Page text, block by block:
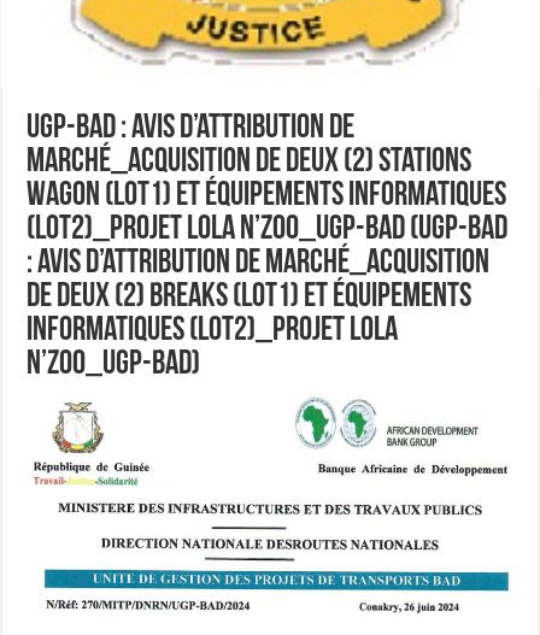
UGP-BAD : Avis d’attribution de
marché_Acquisition de deux (2) stations
wagon (lot1) et équipements informatiques
(lot2)_Projet Lola N’Zoo_UGP-BAD (UGP-BAD
: Avis d’attribution de marché_Acquisition
de deux (2) breaks (lot1) et équipements
informatiques (lot2)_Projet Lola
N’Zoo_UGP-BAD)